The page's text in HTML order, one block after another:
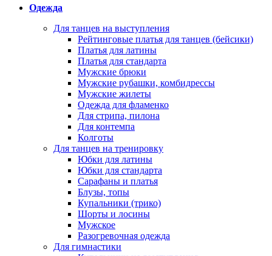
Одежда
Для танцев на выступления
Рейтинговые платья для танцев (бейсики)
Платья для латины
Платья для стандарта
Мужские брюки
Мужские рубашки, комбидрессы
Мужские жилеты
Одежда для фламенко
Для стрипа, пилона
Для контемпа
Колготы
Для танцев на тренировку
Юбки для латины
Юбки для стандарта
Сарафаны и платья
Блузы, топы
Купальники (трико)
Шорты и лосины
Мужское
Разогревочная одежда
Для гимнастики